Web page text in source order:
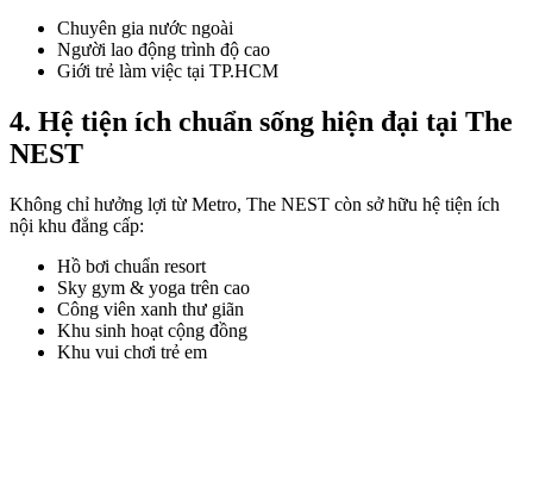
Chuyên gia nước ngoài
Người lao động trình độ cao
Giới trẻ làm việc tại TP.HCM
4. Hệ tiện ích chuẩn sống hiện đại tại The
NEST
Không chỉ hưởng lợi từ Metro, The NEST còn sở hữu hệ tiện ích
nội khu đẳng cấp:
Hồ bơi chuẩn resort
Sky gym & yoga trên cao
Công viên xanh thư giãn
Khu sinh hoạt cộng đồng
Khu vui chơi trẻ em